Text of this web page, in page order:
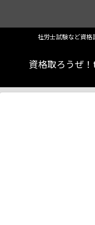
社労士試験など資格
資格取ろうぜ